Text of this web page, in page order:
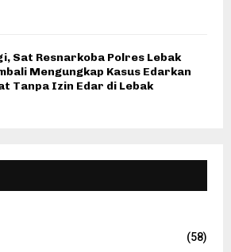
Sat Resnarkoba Polres Lebak
Mengungkap Kasus Edarkan
Tanpa Izin Edar di Lebak
(58)